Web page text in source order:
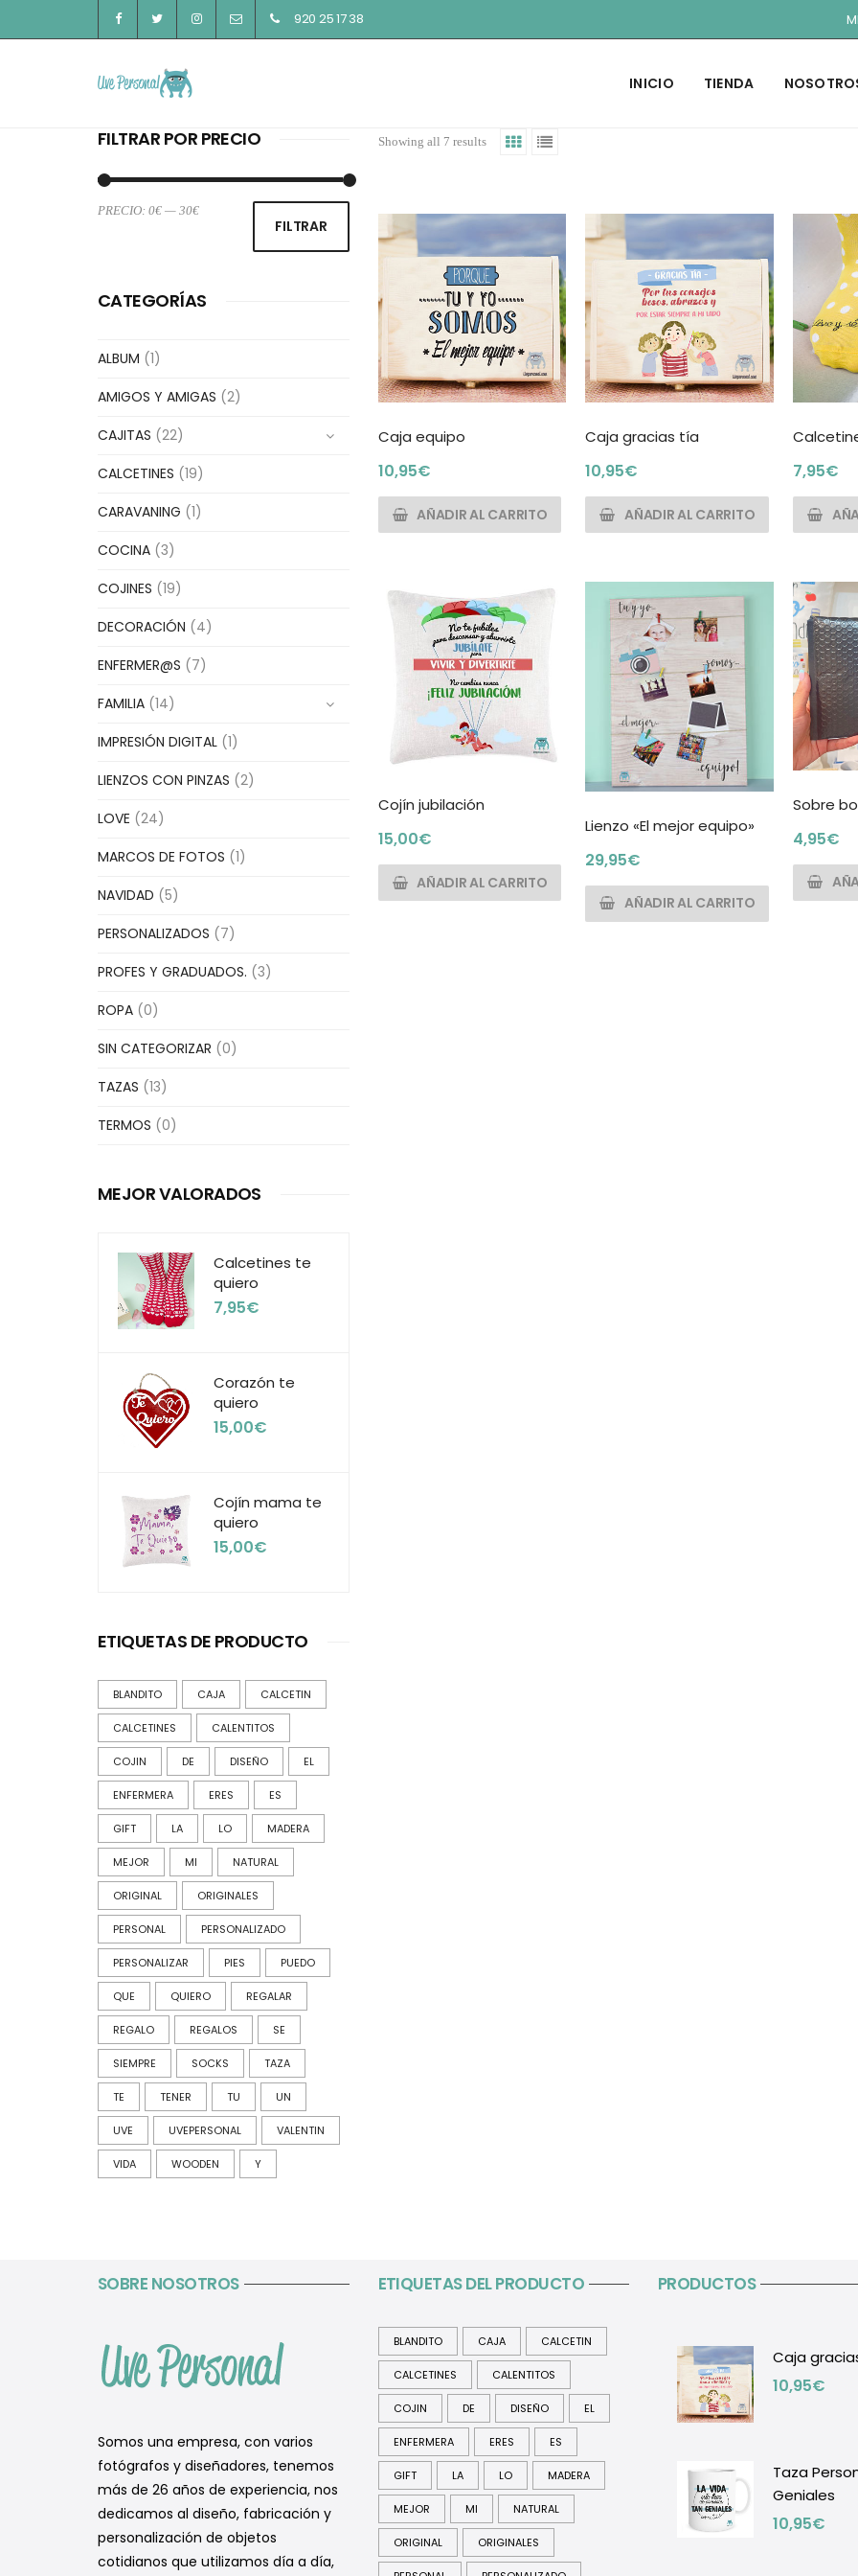
920 25 17 38
INICIO TIENDA
Showing all 7 results
Caja equipo
10,95€
AÑADIR AL CARRITO
Caja gracias tía
10,95€
AÑADIR AL CARRITO
7,95€
Cojín jubilación
15,00€
AÑADIR AL CARRITO
Lienzo «El mejor equipo»
29,95€
AÑADIR AL CARRITO
Sobre
4,95€
FILTRAR POR PRECIO
Precio
mínimo
Precio
máximo
FILTRAR
PRECIO: 0€ — 30€
CATEGORÍAS
ALBUM (1)
AMIGOS Y AMIGAS (2)
CAJITAS (22)
CALCETINES (19)
CARAVANING (1)
COCINA (3)
COJINES (19)
DECORACIÓN (4)
ENFERMER@S (7)
FAMILIA (14)
IMPRESIÓN DIGITAL (1)
LIENZOS CON PINZAS (2)
LOVE (24)
MARCOS DE FOTOS (1)
NAVIDAD (5)
PERSONALIZADOS (7)
PROFES Y GRADUADOS. (3)
ROPA (0)
SIN CATEGORIZAR (0)
TAZAS (13)
TERMOS (0)
MEJOR VALORADOS
Calcetines te
quiero
7,95€
Corazón te
quiero
15,00€
Cojín mama te
quiero
15,00€
ETIQUETAS DE PRODUCTO
BLANDITO CAJA CALCETIN
CALCETINES CALENTITOS
COJIN DE DISEÑO EL
ENFERMERA ERES ES
GIFT LA LO MADERA
MEJOR MI NATURAL
ORIGINAL ORIGINALES
PERSONAL PERSONALIZADO
PERSONALIZAR PIES PUEDO
QUE QUIERO REGALAR
REGALO REGALOS SE
SIEMPRE SOCKS TAZA
TE TENER TU UN
UVE UVEPERSONAL VALENTIN
VIDA WOODEN Y
SOBRE NOSOTROS
Somos una empresa, con varios
fotógrafos y diseñadores, tenemos
más de 26 años de experiencia, nos
dedicamos al diseño, fabricación y
personalización de objetos
cotidianos que utilizamos día a día,
ETIQUETAS DEL PRODUCTO
BLANDITO CAJA CALCETIN
CALCETINES CALENTITOS
COJIN DE DISEÑO EL
ENFERMERA ERES ES
GIFT LA LO MADERA
MEJOR MI NATURAL
ORIGINAL ORIGINALES
PRODUCTOS
Caja
10,95€
Taza
Geniales
10,95€